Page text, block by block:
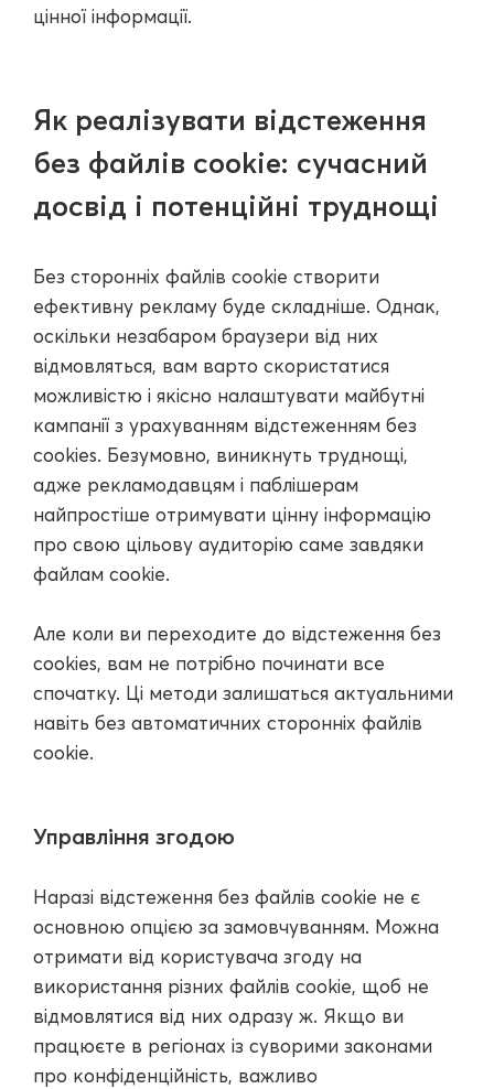
цінної інформації.
Як реалізувати відстеження
без файлів cookie: сучасний
досвід і потенційні труднощі
Без сторонніх файлів cookie створити
ефективну рекламу буде складніше. Однак,
оскільки незабаром браузери від них
відмовляться, вам варто скористатися
можливістю і якісно налаштувати майбутні
кампанії з урахуванням відстеженням без
cookies. Безумовно, виникнуть труднощі,
адже рекламодавцям і паблішерам
найпростіше отримувати цінну інформацію
про свою цільову аудиторію саме завдяки
файлам cookie.
Але коли ви переходите до відстеження без
cookies, вам не потрібно починати все
спочатку. Ці методи залишаться актуальними
навіть без автоматичних сторонніх файлів
cookie.
Управління згодою
Наразі відстеження без файлів cookie не є
основною опцією за замовчуванням. Можна
отримати від користувача згоду на
використання різних файлів cookie, щоб не
відмовлятися від них одразу ж. Якщо ви
працюєте в регіонах із суворими законами
про конфіденційність, важливо